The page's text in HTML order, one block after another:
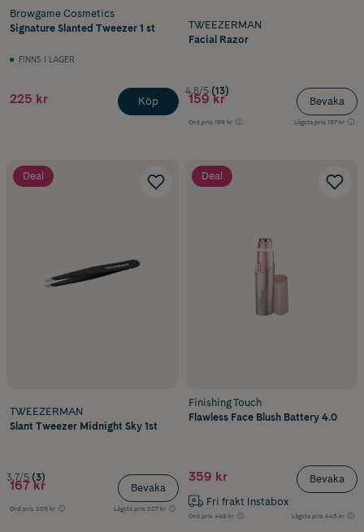
Browgame Cosmetics
Signature Slanted Tweezer 1 st
FINNS I LAGER
225 kr Köp
TWEEZERMAN
Facial Razor
4.8/5 (13)
159 kr
Ord.pris 199 kr Lägsta pris 197 kr
Bevaka
Deal
TWEEZERMAN
Slant Tweezer Midnight Sky 1st
3.7/5 (3)
167 kr
Ord.pris 209 kr Lägsta pris 207 kr
Bevaka
Deal
Finishing Touch
Flawless Face Blush Battery 4.0
359 kr
Fri frakt Instabox
Ord.pris 449 kr Lägsta pris 445 kr
Bevaka